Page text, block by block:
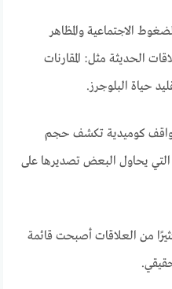
الاجتماعية والمظاهر
الحديثة مثل: المقارنات
حياة البلوجرز.
مواقف كوميدية تكشف حجم
التي يحاول البعض تصديرها على
من العلاقات أصبحت قائمة